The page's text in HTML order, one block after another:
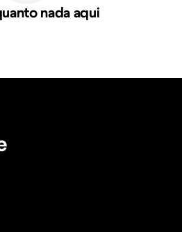
nada aqui